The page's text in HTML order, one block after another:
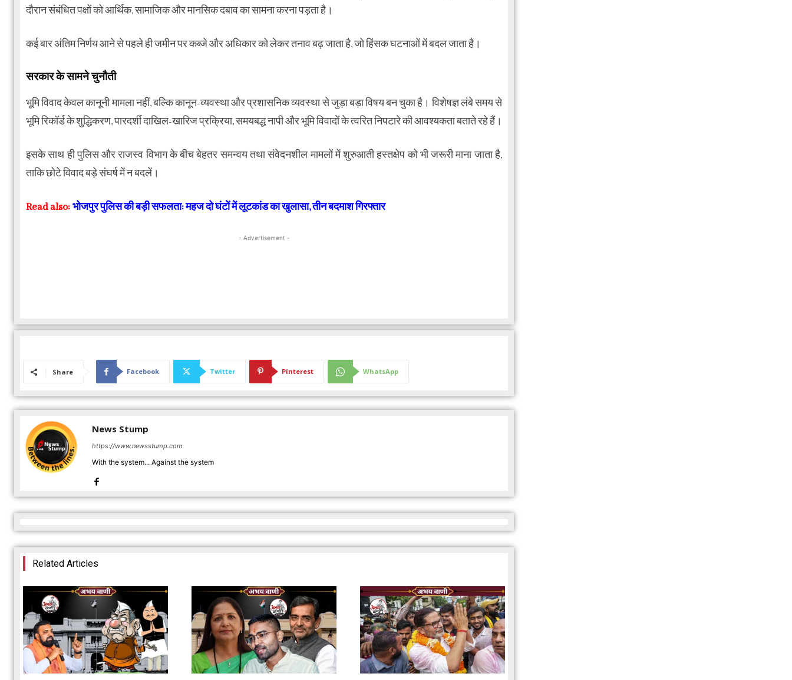
दौरान संबंधित पक्षों को आर्थिक, सामाजिक और मानसिक दबाव का सामना करना पड़ता है।
कई बार अंतिम निर्णय आने से पहले ही जमीन पर कब्जे और अधिकार को लेकर तनाव बढ़ जाता है, जो हिंसक घटनाओं में बदल जाता है।
सरकार के सामने चुनौती
भूमि विवाद केवल कानूनी मामला नहीं, बल्कि कानून-व्यवस्था और प्रशासनिक व्यवस्था से जुड़ा बड़ा विषय बन चुका है। विशेषज्ञ लंबे समय से
भूमि रिकॉर्ड के शुद्धिकरण, पारदर्शी दाखिल-खारिज प्रक्रिया, समयबद्ध नापी और भूमि विवादों के त्वरित निपटारे की आवश्यकता बताते रहे हैं।
इसके साथ ही पुलिस और राजस्व विभाग के बीच बेहतर समन्वय तथा संवेदनशील मामलों में शुरुआती हस्तक्षेप को भी जरूरी माना जाता है,
ताकि छोटे विवाद बड़े संघर्ष में न बदलें।
Read also:भोजपुर पुलिस की बड़ी सफलता: महज दो घंटों में लूटकांड का खुलासा, तीन बदमाश गिरफ्तार
- Advertisement -
Share Facebook Twitter Pinterest WhatsApp
News Stump
https://www.newsstump.com
With the system... Against the system
Related Articles